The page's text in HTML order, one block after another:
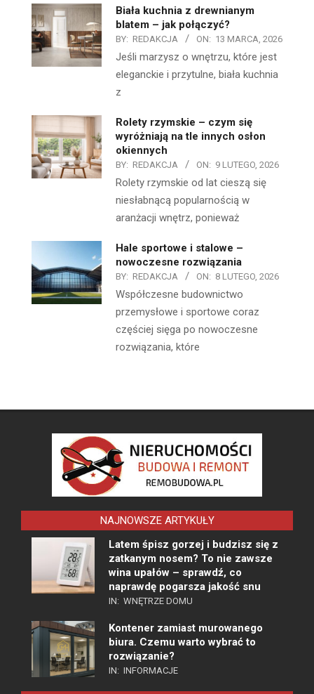
Biała kuchnia z drewnianym
blatem – jak połączyć?
BY: REDAKCJA ON: 13 MARCA, 2026
Jeśli marzysz o wnętrzu, które jest
eleganckie i przytulne, biała kuchnia
z
Rolety rzymskie – czym się
wyróżniają na tle innych osłon
okiennych
BY: REDAKCJA ON: 9 LUTEGO, 2026
Rolety rzymskie od lat cieszą się
niesłabnącą popularnością w
aranżacji wnętrz, ponieważ
Hale sportowe i stalowe –
nowoczesne rozwiązania
BY: REDAKCJA ON: 8 LUTEGO, 2026
Współczesne budownictwo
przemysłowe i sportowe coraz
częściej sięga po nowoczesne
rozwiązania, które
NAJNOWSZE ARTYKUŁY
Latem śpisz gorzej i budzisz się z
zatkanym nosem? To nie zawsze
wina upałów – sprawdź, co
naprawdę pogarsza jakość snu
IN: WNĘTRZE DOMU
Kontener zamiast murowanego
biura. Czemu warto wybrać to
rozwiązanie?
IN: INFORMACJE